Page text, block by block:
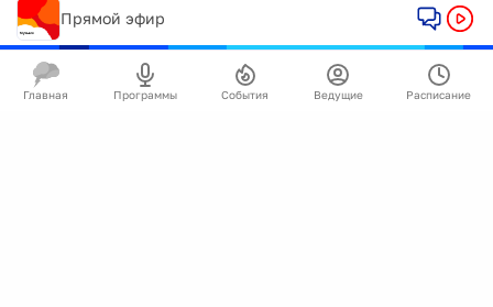
Прямой эфир
Главная Программы События Ведущие Расписание